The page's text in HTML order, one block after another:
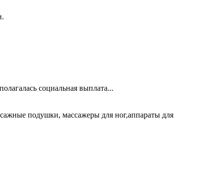
социальная выплата...
подушки, массажеры для ног,аппараты для